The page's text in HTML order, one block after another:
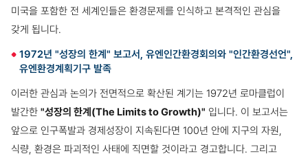
미국을 포함한 전 세계인들은 환경문제를 인식하고 본격적인 관심을
갖게 됩니다.
1972년 "성장의 한계" 보고서, 유엔인간환경회의와 "인간환경선언",
유엔환경계획기구 발족
이러한 관심과 논의가 전면적으로 확산된 계기는 1972년 로마클럽이
발간한 "성장의 한계(The Limits to Growth)" 입니다. 이 보고서는
앞으로 인구폭발과 경제성장이 지속된다면 100년 안에 지구의 자원,
식량, 환경은 파괴적인 사태에 직면할 것이라고 경고합니다. 그리고